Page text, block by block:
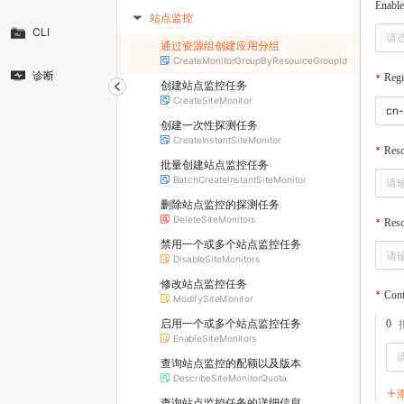
CLI
诊断
▶ 站点监控
通过资源组创建应用分组
CreateMonitorGroupByResourceGroupId
创建站点监控任务
CreateSiteMonitor
创建一次性探测任务
CreateInstantSiteMonitor
批量创建站点监控任务
BatchCreateInstantSiteMonitor
删除站点监控的探测任务
DeleteSiteMonitors
禁用一个或多个站点监控任务
DisableSiteMonitors
修改站点监控任务
ModifySiteMonitor
启用一个或多个站点监控任务
EnableSiteMonitors
查询站点监控的配额以及版本
DescribeSiteMonitorQuota
请
0